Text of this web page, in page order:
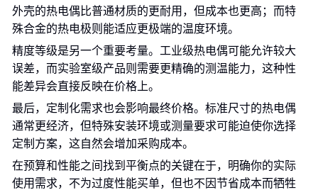
外壳的热电偶比普通材质的更耐用，但成本也更高；而特
殊合金的热电极则能适应更极端的温度环境。
精度等级是另一个重要考量。工业级热电偶可能允许较大
误差，而实验室级产品则需要更精确的测温能力，这种性
能差异会直接反映在价格上。
最后，定制化需求也会影响最终价格。标准尺寸的热电偶
通常更经济，但特殊安装环境或测量要求可能迫使你选择
定制方案，这自然会增加采购成本。
在预算和性能之间找到平衡点的关键在于，明确你的实际
使用需求，不为过度性能买单，但也不因节省成本而牺牲